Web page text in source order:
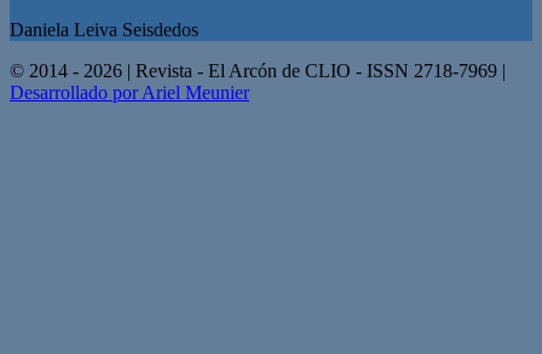
Daniela Leiva Seisdedos
© 2014 - 2026 | Revista - El Arcón de CLIO - ISSN 2718-7969 |
Desarrollado por Ariel Meunier